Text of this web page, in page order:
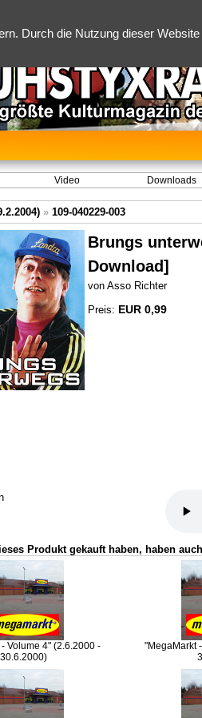
Durch die Nutzung dieser
Video Downloads
» 109-040229-003
Brungs
Download]
von Asso Richter
Preis: EUR 0,99
Produkt gekauft haben, haben
Volume 4" (2.6.2000 -
30.6.2000)
"MegaMarkt